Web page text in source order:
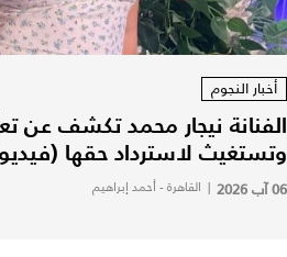
أخبار النجوم
الفنانة نيجار محمد تكشف عن
وتستغيث لاسترداد حقها
06 آب 2026 | القاهرة - أحمد إبراهيم